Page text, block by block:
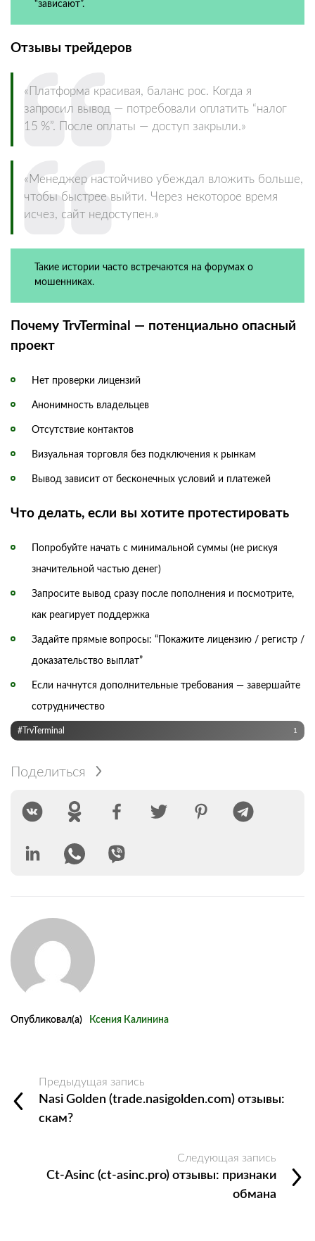
“зависают”.
Отзывы трейдеров
«Платформа красивая, баланс рос. Когда я
запросил вывод — потребовали оплатить “налог
15 %”. После оплаты — доступ закрыли.»
«Менеджер настойчиво убеждал вложить больше,
чтобы быстрее выйти. Через некоторое время
исчез, сайт недоступен.»
Такие истории часто встречаются на форумах о
мошенниках.
Почему TrvTerminal — потенциально опасный
проект
Нет проверки лицензий
Анонимность владельцев
Отсутствие контактов
Визуальная торговля без подключения к рынкам
Вывод зависит от бесконечных условий и платежей
Что делать, если вы хотите протестировать
Попробуйте начать с минимальной суммы (не рискуя
значительной частью денег)
Запросите вывод сразу после пополнения и посмотрите,
как реагирует поддержка
Задайте прямые вопросы: “Покажите лицензию / регистр /
доказательство выплат”
Если начнутся дополнительные требования — завершайте
сотрудничество
#TrvTerminal 1
Поделиться
Опубликовал(а) Ксения Калинина
Предыдущая запись
Nasi Golden (trade.nasigolden.com) отзывы:
скам?
Следующая запись
Ct‑Asinc (ct‑asinc.pro) отзывы: признаки
обмана